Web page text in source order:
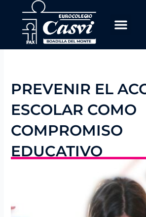
contenido
PREVENIR EL
ESCOLAR COMO
COMPROMISO
EDUCATIVO